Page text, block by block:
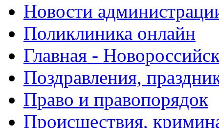
Новости
Поликлиника онлайн
Главная -
Поздравления,
Право и правопорядок
Происшествия,